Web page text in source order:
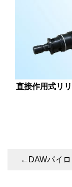
直接作用式リ
← DAWパイ